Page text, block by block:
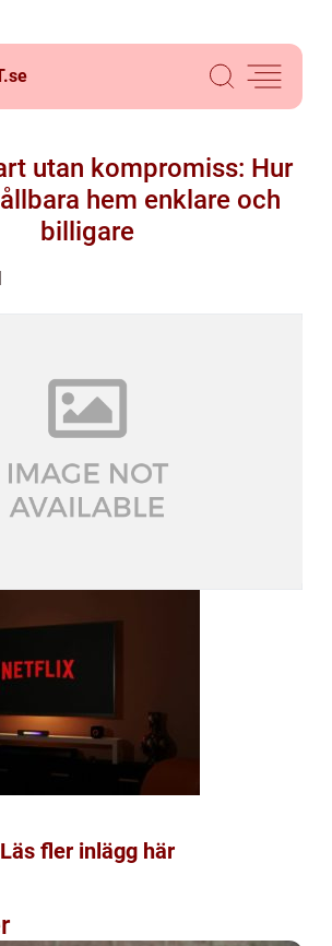
se
utan kompromiss: Hur
hem enklare och
billigare
Läs fler inlägg här